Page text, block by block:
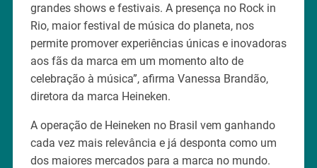
grandes shows e festivais. A presença no Rock in
Rio, maior festival de música do planeta, nos
permite promover experiências únicas e inovadoras
aos fãs da marca em um momento alto de
celebração à música”, afirma Vanessa Brandão,
diretora da marca Heineken.
A operação de Heineken no Brasil vem ganhando
cada vez mais relevância e já desponta como um
dos maiores mercados para a marca no mundo.